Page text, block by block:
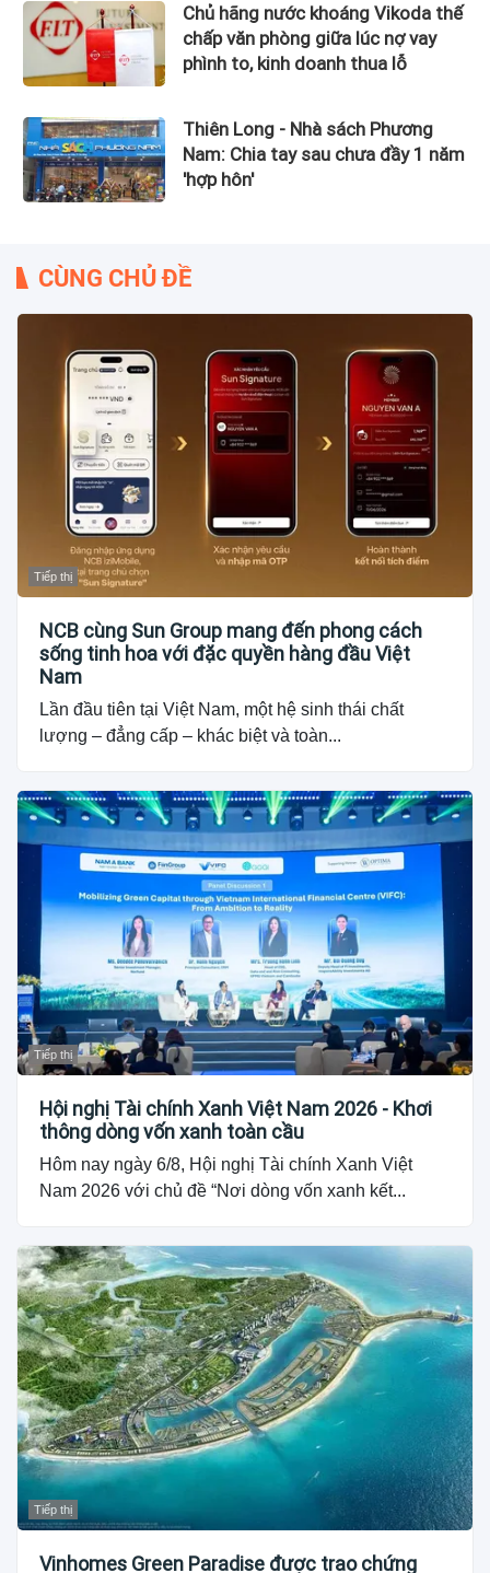
Chủ hãng nước khoáng Vikoda thế
chấp văn phòng giữa lúc nợ vay
phình to, kinh doanh thua lỗ
Thiên Long - Nhà sách Phương
Nam: Chia tay sau chưa đầy 1 năm
'hợp hôn'
CÙNG CHỦ ĐỀ
Tiếp thị
NCB cùng Sun Group mang đến phong cách
sống tinh hoa với đặc quyền hàng đầu Việt
Nam
Lần đầu tiên tại Việt Nam, một hệ sinh thái chất
lượng – đẳng cấp – khác biệt và toàn...
Tiếp thị
Hội nghị Tài chính Xanh Việt Nam 2026 - Khơi
thông dòng vốn xanh toàn cầu
Hôm nay ngày 6/8, Hội nghị Tài chính Xanh Việt
Nam 2026 với chủ đề “Nơi dòng vốn xanh kết...
Tiếp thị
Vinhomes Green Paradise được trao chứng